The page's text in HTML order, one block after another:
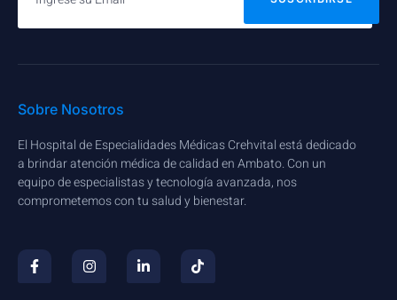
Sobre Nosotros
El Hospital de Especialidades Médicas Crehvital está dedicado
a brindar atención médica de calidad en Ambato. Con un
equipo de especialistas y tecnología avanzada, nos
comprometemos con tu salud y bienestar.